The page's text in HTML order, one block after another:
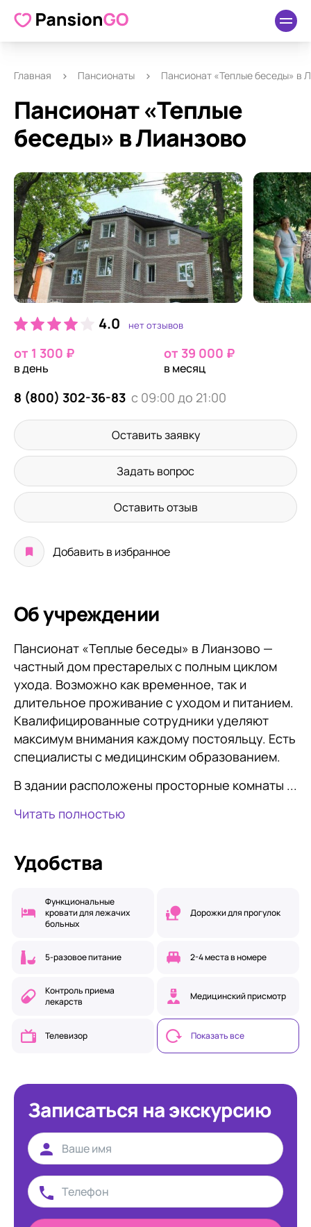
О пансионате Удобства Отзывы
Главная Пансионаты Пансионат «Теплые беседы» в
Пансионат «Теплые
беседы» в Лианзово
4.0 нет отзывов
от 1 300 ₽
в день
от 39 000 ₽
в месяц
8 (800) 302-36-83 с 09:00 до 21:00
Оставить заявку
Задать вопрос
Оставить отзыв
Добавить в избранное
Об учреждении
Пансионат «Теплые беседы» в Лианзово —
частный дом престарелых с полным циклом
ухода. Возможно как временное, так и
длительное проживание с уходом и питанием.
Квалифицированные сотрудники уделяют
максимум внимания каждому постояльцу. Есть
специалисты с медицинским образованием.
В здании расположены просторные комнаты ...
Читать полностью
Удобства
Функциональные
кровати для лежачих
больных
Дорожки для прогулок
5-разовое питание 2-4 места в номере
Контроль приема
лекарств
Медицинский присмотр
Телевизор Показать все
Записаться на экскурсию